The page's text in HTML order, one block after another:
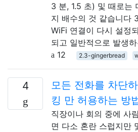
3 분, 1.5 초) 및 때로는
지 배수의 것 같습니다
WiFi 연결이 다시 설정
되고 일반적으로 발생
12
2.3-gingerbread
4
모든 전화를 차단
킹 만 허용하는 방
직장이나 회의 중에 사
면 다소 혼란 스럽지만